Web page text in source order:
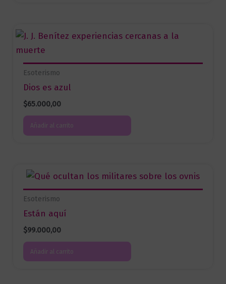
Esoterismo
Dios es azul
$65.000,00
Añadir al carrito
Esoterismo
Están aquí
$99.000,00
Añadir al carrito